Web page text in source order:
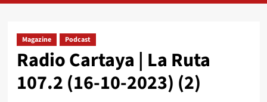
Magazine Podcast
Radio Cartaya | La Ruta
107.2 (16-10-2023) (2)